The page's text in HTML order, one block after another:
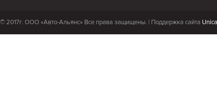
© 2017г. ООО «Авто-Альянс» Все права защищены. | Поддержка сайта